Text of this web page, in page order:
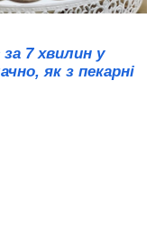
7 хвилин у
як з пекарні